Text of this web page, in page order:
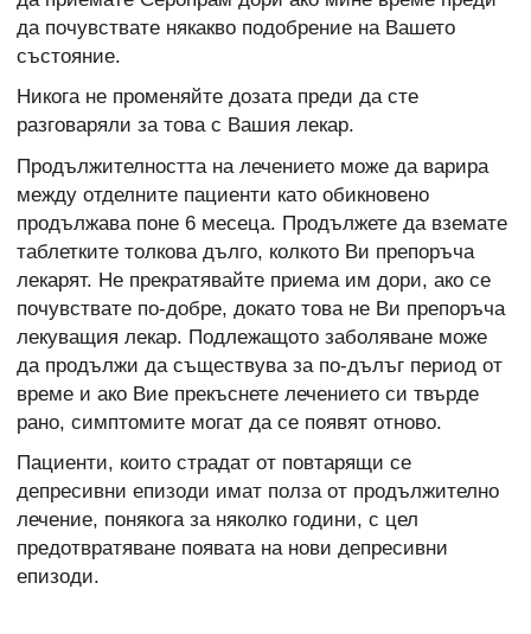
да почувствате някакво подобрение на Вашето
състояние.
Никога не променяйте дозата преди да сте
разговаряли за това с Вашия лекар.
Продължителността на лечението може да варира
между отделните пациенти като обикновено
продължава поне 6 месеца. Продължете да вземате
таблетките толкова дълго, колкото Ви препоръча
лекарят. Не прекратявайте приема им дори, ако се
почувствате по-добре, докато това не Ви препоръча
лекуващия лекар. Подлежащото заболяване може
да продължи да съществува за по-дълъг период от
време и ако Вие прекъснете лечението си твърде
рано, симптомите могат да се появят отново.
Пациенти, които страдат от повтарящи се
депресивни епизоди имат полза от продължително
лечение, понякога за няколко години, с цел
предотвратяване появата на нови депресивни
епизоди.